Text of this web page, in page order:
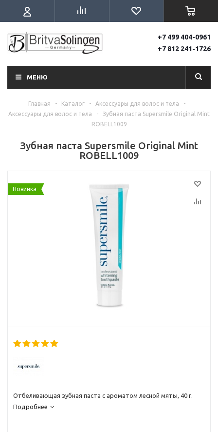
+7 499 404-0961
+7 812 241-1726
МЕНЮ
Главная - Каталог - Аксессуары для волос и тела
-
Аксессуары для волос и тела
-
Зубная паста Supersmile Original Mint
ROBELL1009
Зубная паста Supersmile Original Mint
ROBELL1009
Новинка
Отбеливающая зубная паста с ароматом лесной мяты, 40 г.
Подробнее